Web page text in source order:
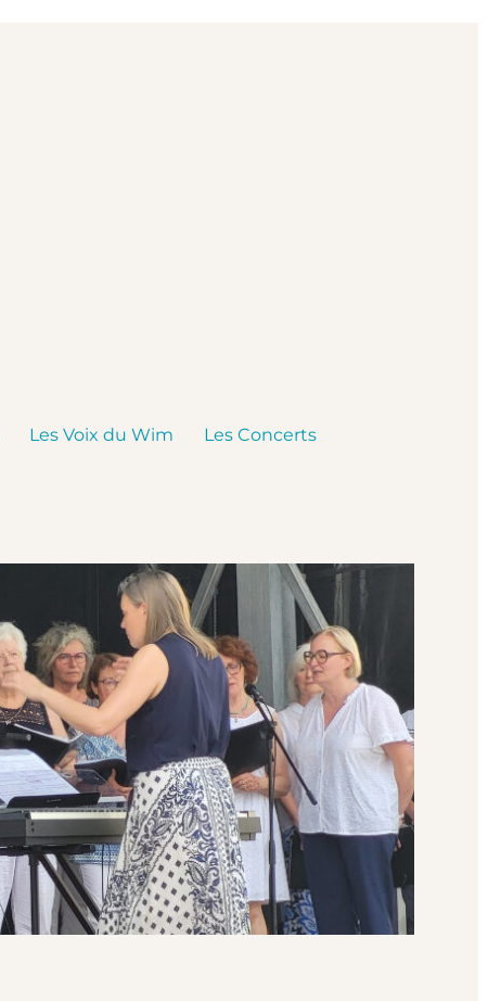
Les Voix du Wim Les Concerts